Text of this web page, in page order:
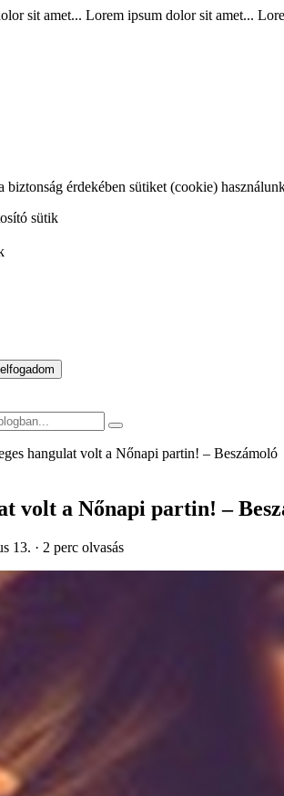
sit amet... Lorem ipsum dolor sit amet...
biztonság érdekében sütiket (cookie)
sütik
hangulat volt a Nőnapi partin! – Beszámoló
volt a Nőnapi partin! –
13. · 2 perc olvasás